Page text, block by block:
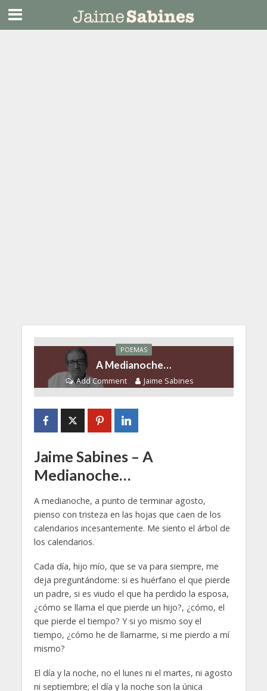
POEMAS
A Medianoche…
Add Comment Jaime Sabines
Jaime Sabines – A
Medianoche…
A medianoche, a punto de terminar agosto,
pienso con tristeza en las hojas que caen de los
calendarios incesantemente. Me siento el árbol de
los calendarios.
Cada día, hijo mío, que se va para siempre, me
deja preguntándome: si es huérfano el que pierde
un padre, si es viudo el que ha perdido la esposa,
¿cómo se llama el que pierde un hijo?, ¿cómo, el
que pierde el tiempo? Y si yo mismo soy el
tiempo, ¿cómo he de llamarme, si me pierdo a mí
mismo?
El día y la noche, no el lunes ni el martes, ni agosto
ni septiembre; el día y la noche son la única